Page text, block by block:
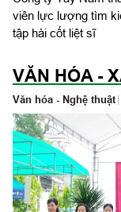
viên lực lượng tìm
tập hài cốt liệt sĩ
VĂN HÓA -
Văn hóa - Nghệ thuật|